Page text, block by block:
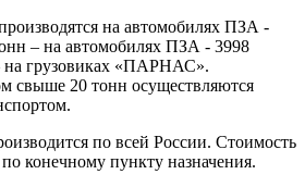
на автомобилях ПЗА -
– на автомобилях ПЗА - 3998
на грузовиках «ПАРНАС».
свыше 20 тонн осуществляются
по всей России. Стоимость
конечному пункту назначения.